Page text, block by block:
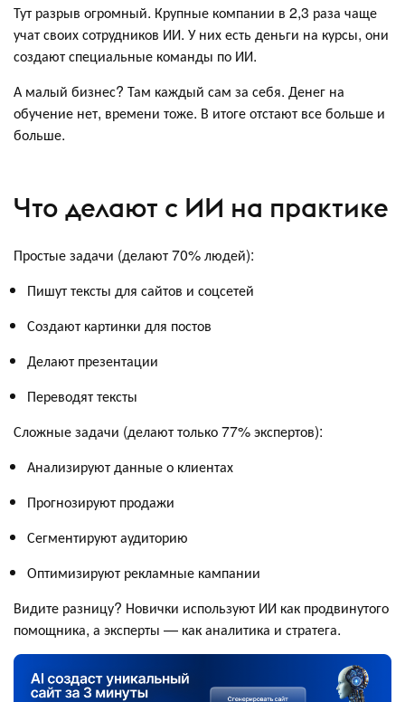
Тут разрыв огромный. Крупные компании в 2,3 раза чаще
учат своих сотрудников ИИ. У них есть деньги на курсы, они
создают специальные команды по ИИ.
А малый бизнес? Там каждый сам за себя. Денег на
обучение нет, времени тоже. В итоге отстают все больше и
больше.
Что делают с ИИ на практике
Простые задачи (делают 70% людей):
Пишут тексты для сайтов и соцсетей
Создают картинки для постов
Делают презентации
Переводят тексты
Сложные задачи (делают только 77% экспертов):
Анализируют данные о клиентах
Прогнозируют продажи
Сегментируют аудиторию
Оптимизируют рекламные кампании
Видите разницу? Новички используют ИИ как продвинутого
помощника, а эксперты — как аналитика и стратега.